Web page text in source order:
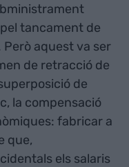
tancament de
aquest va ser
de retracció de
de
la compensació
fabricar a
que,
els salaris